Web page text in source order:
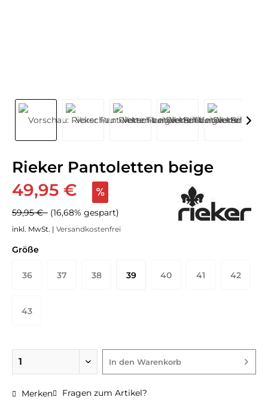
Rieker Pantoletten beige
49,95 €
59,95 € (16,68% gespart)
inkl. MwSt. | Versandkostenfrei
Größe
36 37 38 39 40 41 42
43
In den Warenkorb
Merken Fragen zum Artikel?